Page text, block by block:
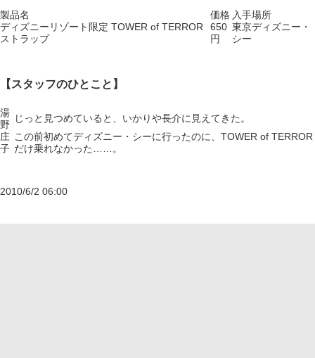
製品名 価格 入手場所
ディズニーリゾート限定 TOWER of TERROR
ストラップ
650
円
東京ディズニー・
シー
【スタッフのひとこと】
湯
野
じっと見つめていると、いかりや長介に見えてきた。
庄
子
この前初めてディズニー・シーに行ったのに、TOWER of TERROR
だけ乗れなかった……。
2010/6/2 06:00